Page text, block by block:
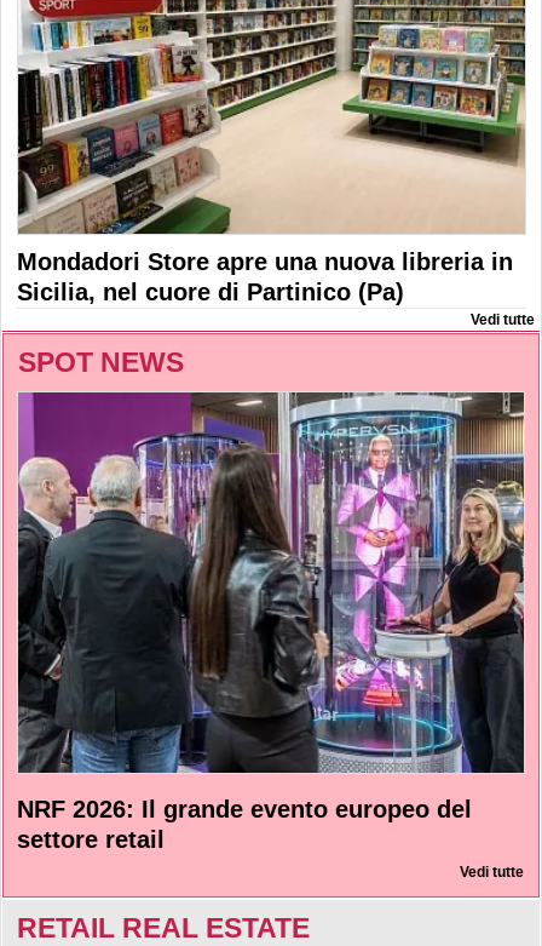
Mondadori Store apre una nuova libreria in
Sicilia, nel cuore di Partinico (Pa)
Vedi tutte
SPOT NEWS
NRF 2026: Il grande evento europeo del
settore retail
Vedi tutte
RETAIL REAL ESTATE